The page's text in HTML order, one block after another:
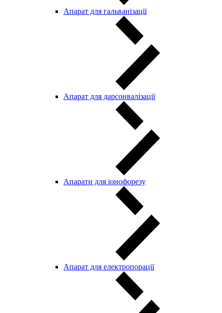
Апарат для гальванізації
Апарат для дарсонвалізації
Апарати для іонофорезу
Апарат для електропорації